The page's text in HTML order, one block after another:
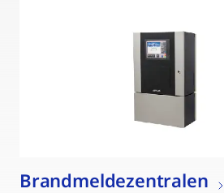
Brandmeldezentralen